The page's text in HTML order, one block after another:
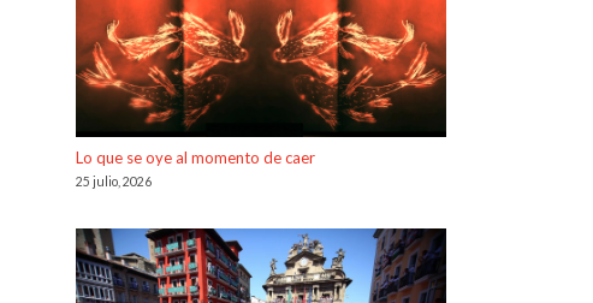
Lo que se oye al momento de caer
25 julio, 2026